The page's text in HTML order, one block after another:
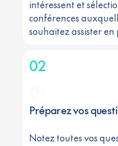
intéressent et
conférences
souhaitez assister
02
Préparez vos
Notez toutes vos